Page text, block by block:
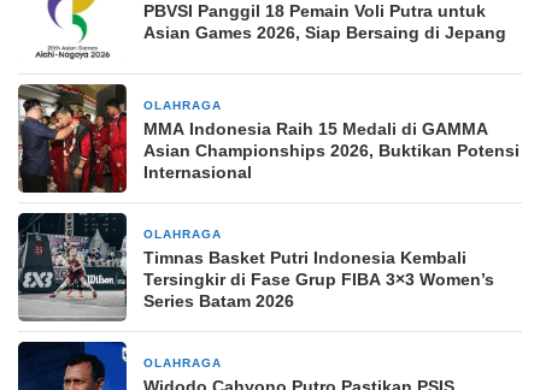
PBVSI Panggil 18 Pemain Voli Putra untuk
Asian Games 2026, Siap Bersaing di Jepang
OLAHRAGA
MMA Indonesia Raih 15 Medali di GAMMA
Asian Championships 2026, Buktikan Potensi
Internasional
OLAHRAGA
Timnas Basket Putri Indonesia Kembali
Tersingkir di Fase Grup FIBA 3×3 Women’s
Series Batam 2026
OLAHRAGA